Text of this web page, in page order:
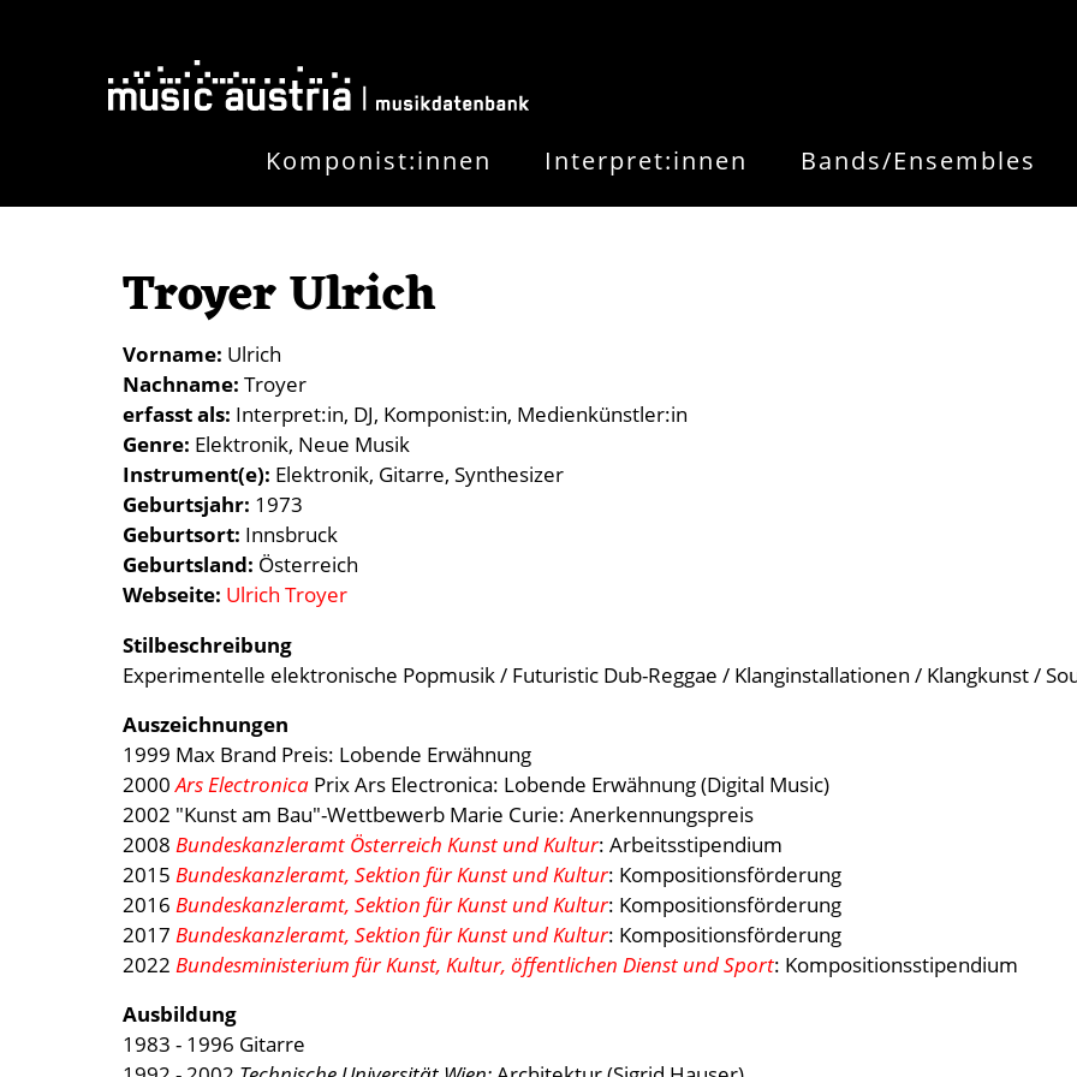
Komponist:innen Interpret:innen Bands/Ensembles
Troyer Ulrich
Vorname Ulrich
Nachname Troyer
erfasst als Interpret:in DJ Komponist:in Medienkünstler:in
Genre Elektronik Neue Musik
Instrument(e) Elektronik Gitarre Synthesizer
Geburtsjahr 1973
Geburtsort Innsbruck
Geburtsland Österreich
Webseite Ulrich Troyer
Stilbeschreibung
Experimentelle elektronische Popmusik / Futuristic Dub-Reggae / Klanginstallationen / Klangkunst /
Auszeichnungen
1999 Max Brand Preis: Lobende Erwähnung
2000Ars Electronica Prix Ars Electronica: Lobende Erwähnung (Digital Music)
2002 "Kunst am Bau"-Wettbewerb Marie Curie: Anerkennungspreis
2008 Bundeskanzleramt Österreich Kunst und Kultur: Arbeitsstipendium
2015 Bundeskanzleramt, Sektion für Kunst und Kultur: Kompositionsförderung
2016 Bundeskanzleramt, Sektion für Kunst und Kultur: Kompositionsförderung
2017 Bundeskanzleramt, Sektion für Kunst und Kultur: Kompositionsförderung
2022 Bundesministerium für Kunst, Kultur, öffentlichen Dienst und Sport: Kompositionsstipendium
Ausbildung
1983 - 1996 Gitarre